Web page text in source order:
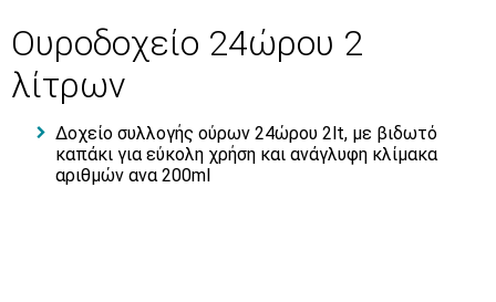
Ουροδοχείο 24ώρου 2
λίτρων
Δοχείο συλλογής ούρων 24ώρου 2lt, με βιδωτό
καπάκι για εύκολη χρήση και ανάγλυφη κλίμακα
αριθμών ανα 200ml